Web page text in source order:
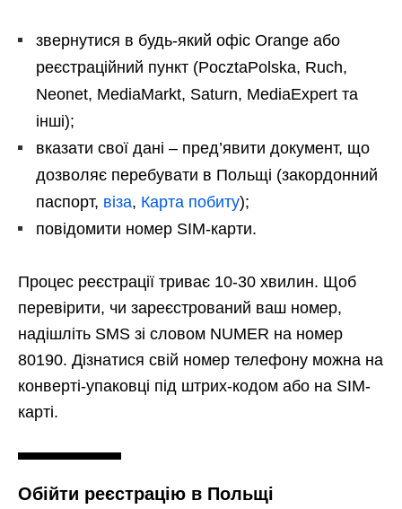
звернутися в будь-який офіс Orange або
реєстраційний пункт (PocztaPolska, Ruch,
Neonet, MediaMarkt, Saturn, MediaExpert та
інші);
вказати свої дані – пред’явити документ, що
дозволяє перебувати в Польщі (закордонний
паспорт, віза, Карта побиту);
повідомити номер SIM-карти.
Процес реєстрації триває 10-30 хвилин. Щоб
перевірити, чи зареєстрований ваш номер,
надішліть SMS зі словом NUMER на номер
80190. Дізнатися свій номер телефону можна на
конверті-упаковці під штрих-кодом або на SIM-
карті.
Обійти реєстрацію в Польщі